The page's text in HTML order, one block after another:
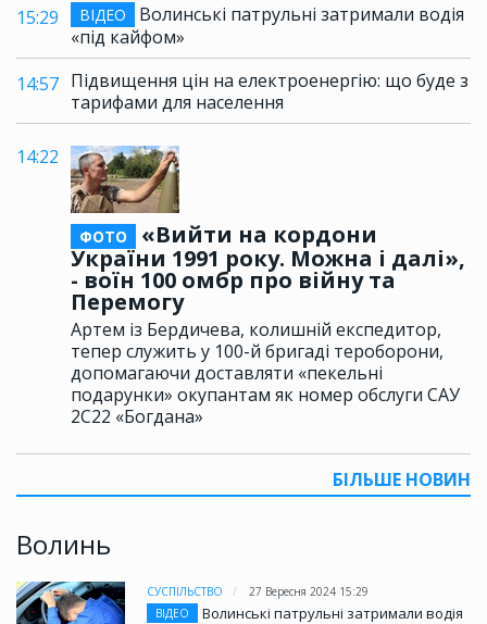
15:29
ВІДЕО
Волинські патрульні затримали водія
«під кайфом»
14:57 Підвищення цін на електроенергію: що буде з
тарифами для населення
14:22
ФОТО
«Вийти на кордони
України 1991 року. Можна і далі»,
- воїн 100 омбр про війну та
Перемогу
Артем із Бердичева, колишній експедитор,
тепер служить у 100-й бригаді тероборони,
допомагаючи доставляти «пекельні
подарунки» окупантам як номер обслуги САУ
2С22 «Богдана»
БІЛЬШЕ НОВИН
Волинь
СУСПІЛЬСТВО
27 Вересня 2024 15:29
ВІДЕО
Волинські патрульні затримали водія